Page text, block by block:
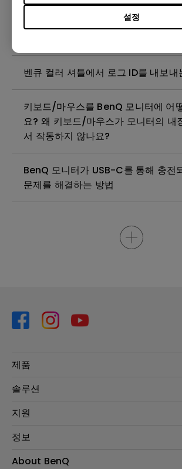
설정
Smart Game Art에서 특정 게임의
벤큐 컬러 셔틀에서 로그 ID를 내보내
키보드/마우스를 BenQ 모니터에 어
요? 왜 키보드/마우스가 모니터의 내
서 작동하지 않나요?
BenQ 모니터가 USB-C를 통해 충전
문제를 해결하는 방법
제품
프로젝터
조명
솔루션
Eye-Care 모니터
e스포츠
비즈니스 디스플레이
지원
문의
서비스센터
정보
프로젝터 거리계산기
About BenQ